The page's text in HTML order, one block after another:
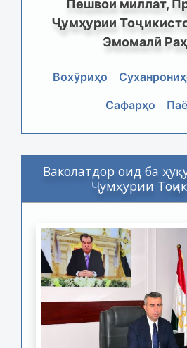
Пешвои миллат,
Ҷумҳурии
Эмомалӣ
Вохӯриҳо
Сафарҳо
Ваколатдор оид ба
Ҷумҳурии